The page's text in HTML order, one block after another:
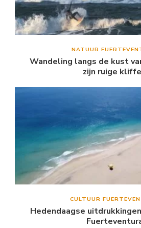
NATUUR
Wandeling langs de kust
zijn ruige
CULTUUR
Hedendaagse